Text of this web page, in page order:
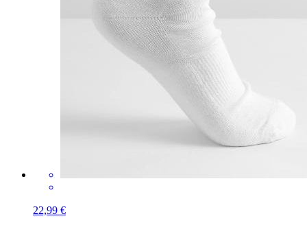
22,99 €